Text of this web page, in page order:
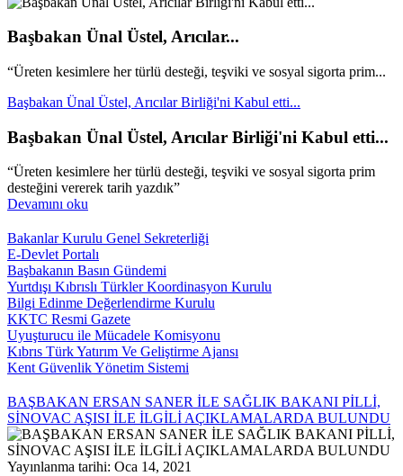
Başbakan Ünal Üstel, Arıcılar...
“Üreten kesimlere her türlü desteği, teşviki ve sosyal sigorta prim...
Başbakan Ünal Üstel, Arıcılar Birliği'ni Kabul etti...
Başbakan Ünal Üstel, Arıcılar Birliği'ni Kabul etti...
“Üreten kesimlere her türlü desteği, teşviki ve sosyal sigorta prim
desteğini vererek tarih yazdık”
Devamını oku
Bakanlar Kurulu Genel Sekreterliği
E-Devlet Portalı
Başbakanın Basın Gündemi
Yurtdışı Kıbrıslı Türkler Koordinasyon Kurulu
Bilgi Edinme Değerlendirme Kurulu
KKTC Resmi Gazete
Uyuşturucu ile Mücadele Komisyonu
Kıbrıs Türk Yatırım Ve Geliştirme Ajansı
Kent Güvenlik Yönetim Sistemi
BAŞBAKAN ERSAN SANER İLE SAĞLIK BAKANI PİLLİ,
SİNOVAC AŞISI İLE İLGİLİ AÇIKLAMALARDA BULUNDU
Yayınlanma tarihi: Oca 14, 2021